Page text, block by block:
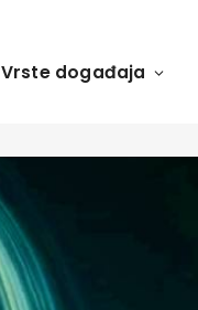
Vrste događaja